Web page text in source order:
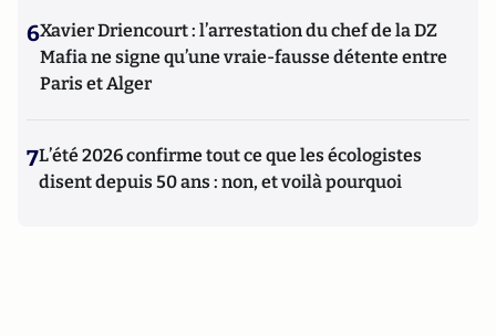
6Xavier Driencourt : l’arrestation du chef de la DZ
Mafia ne signe qu’une vraie-fausse détente entre
Paris et Alger
7L’été 2026 confirme tout ce que les écologistes
disent depuis 50 ans : non, et voilà pourquoi